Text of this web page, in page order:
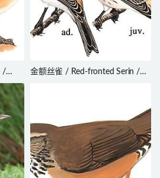
/
金额丝雀 / Red-fronted Serin /